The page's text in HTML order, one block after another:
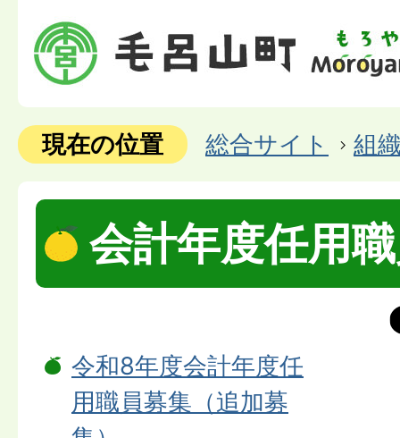
現在の位置 総合サイト 組
会計年度任用
令和8年度会計年度任
用職員募集（追加募